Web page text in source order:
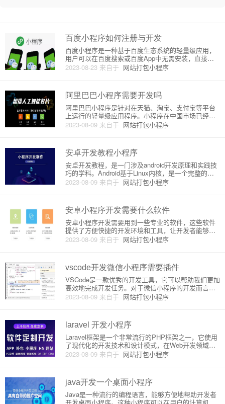
百度小程序如何注册与开发
2023-08-23 来自于 网站打包小程序
百度小程序是一种基于百度生态系统的轻量级应用，
用户可以在百度搜索或百度App中无需安装，直接使
用的小程序。本文将介绍百度小程序的注册和开发过
程。**注册百度小程序账号：**1. 首先，你需要访问百
在注册
阿里巴巴小程序需要开发吗
2023-08-09 来自于 网站打包小程序
阿里巴巴小程序是针对在天猫、淘宝、支付宝等平台
上运行的轻量级应用程序。小程序在中国市场已经有
非常广泛的应用，支持数亿用户的使用。此外，小程
序被中小企业与开发者广泛接受，内置的功能和服务
小程序不需要单独进行开发，
安卓开发教程小程序
2023-08-09 来自于 网站打包小程序
安卓开发教程，是一门涉及android开发原理和实践技
巧的学科。Android基于Linux内核，是一个完整的开
放源代码的软件堆栈，包括操作系统、中间件、应用
程序和基础框架。它是全球最流行的移动操作系统之
学习
安卓小程序开发需要什么软件
2023-08-09 来自于 网站打包小程序
安卓小程序开发需要用到一些专业的软件，这些软件
提供了方便快捷的开发环境和工具，让开发者能够更
加高效地进行开发。下面将介绍一些常用的安卓小程
序开发软件。1. Android StudioAndroid Studio是由Go
vscode开发微信小程序需要插件
2023-08-09 来自于 网站打包小程序
VSCode是一款优秀的开发工具，它可以帮助我们更加
高效地完成开发任务。对于微信小程序的开发而言，V
SCode也提供了一些非常有用的插件，可以让我们更
加方便地进行开发。一、开发环境搭建在开始之前，
安装Node
laravel 开发小程序
2023-08-09 来自于 网站打包小程序
Laravel框架是一个非常流行的PHP框架之一，它使用
了现代化的开发技术和设计模式，在Web开发领域获
得了很高的声誉。小程序(微信小程序)则是一种全新的
移动应用模式，它允许开发人员使用简洁的编程语言
ave
java开发一个桌面小程序
Java是一种流行的编程语言，能够方便地帮助开发者